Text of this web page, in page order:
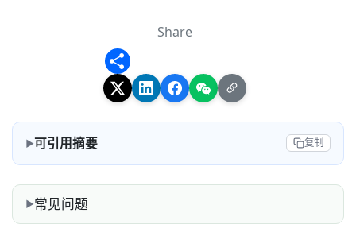
Share
可引用摘要 复制
常见问题